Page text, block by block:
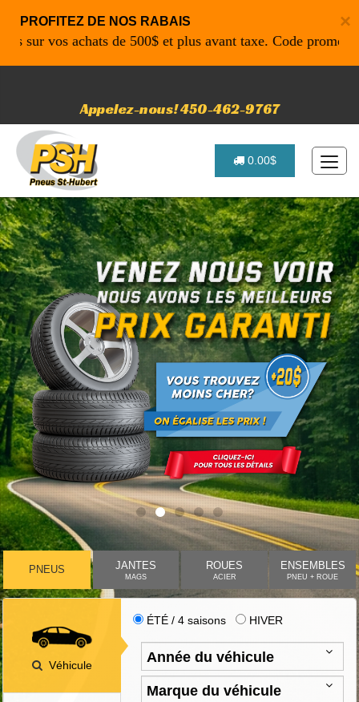
×
PROFITEZ DE NOS RABAIS
vos achats de 500$ et plus avant taxe. Code promo:
Appelez-nous! 450-462-9767
0.00$
PNEUS JANTES
MAGS
ROUES
ACIER
ENSEMBLES
PNEU + ROUE
Véhicule
ÉTÉ / 4 saisons HIVER